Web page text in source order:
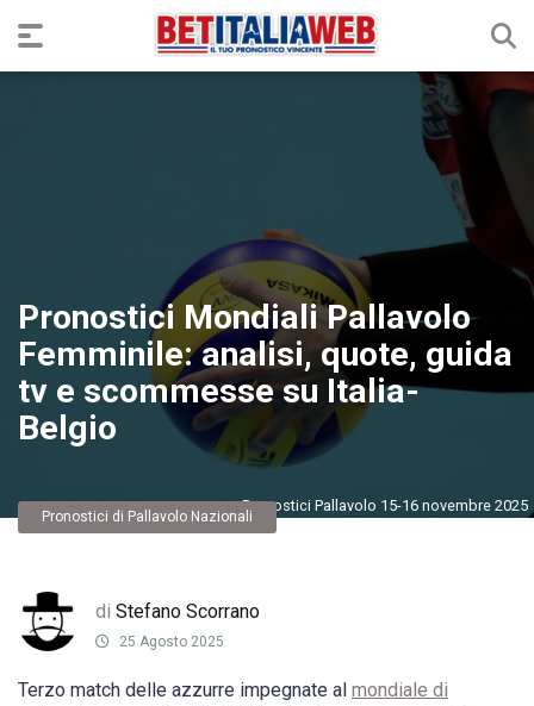
Pronostici Mondiali Pallavolo
Femminile: analisi, quote, guida
tv e scommesse su Italia-
Belgio
Pronostici Pallavolo 15-16 novembre 2025
Pronostici di Pallavolo Nazionali
di Stefano Scorrano
25 Agosto 2025
Terzo match delle azzurre impegnate al mondiale di